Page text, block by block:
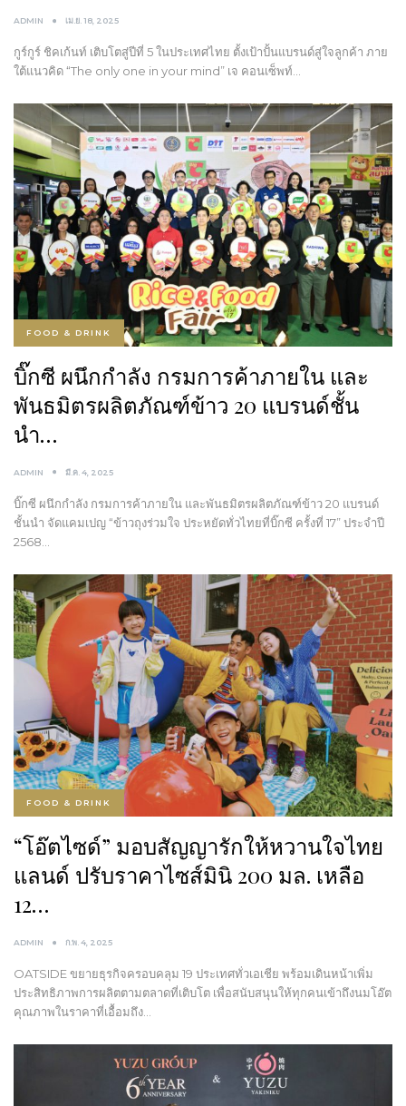
ADMIN เม.ย. 18, 2025
กูร์กูร์ ชิคเก้นท์ เติบโตสู่ปีที่ 5 ในประเทศไทย ตั้งเป้าปั้นแบรนด์สู่ใจลูกค้า ภาย
ใต้แนวคิด “The only one in your mind” เจ คอนเซ็พท์…
FOOD & DRINK
บิ๊กซี ผนึกกำลัง กรมการค้าภายใน และ
พันธมิตรผลิตภัณฑ์ข้าว 20 แบรนด์ชั้น
นำ…
ADMIN มี.ค. 4, 2025
บิ๊กซี ผนึกกำลัง กรมการค้าภายใน และพันธมิตรผลิตภัณฑ์ข้าว 20 แบรนด์
ชั้นนำ จัดแคมเปญ “ข้าวถุงร่วมใจ ประหยัดทั่วไทยที่บิ๊กซี ครั้งที่ 17” ประจำปี
2568…
FOOD & DRINK
“โอ๊ตไซด์” มอบสัญญารักให้หวานใจไทย
แลนด์ ปรับราคาไซส์มินิ 200 มล. เหลือ
12…
ADMIN ก.พ. 4, 2025
OATSIDE ขยายธุรกิจครอบคลุม 19 ประเทศทั่วเอเชีย พร้อมเดินหน้าเพิ่ม
ประสิทธิภาพการผลิตตามตลาดที่เติบโต เพื่อสนับสนุนให้ทุกคนเข้าถึงนมโอ๊ต
คุณภาพในราคาที่เอื้อมถึง…